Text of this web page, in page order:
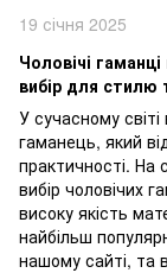
19 січня 2025
Чоловічі
вибір для стилю
У сучасному
гаманець, який
практичності. На
вибір чоловічих
високу якість
найбільш
нашому сайті, та